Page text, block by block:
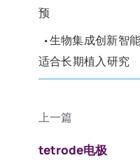
预
•生物集成创新智
适合长期植入研究
上一篇
tetrode电极